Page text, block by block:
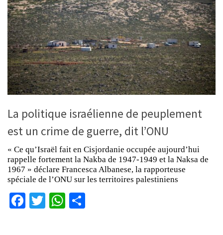
La politique israélienne de peuplement
est un crime de guerre, dit l’ONU
« Ce qu’Israël fait en Cisjordanie occupée aujourd’hui
rappelle fortement la Nakba de 1947-1949 et la Naksa de
1967 » déclare Francesca Albanese, la rapporteuse
spéciale de l’ONU sur les territoires palestiniens
Facebook
TwitterWhatsApp